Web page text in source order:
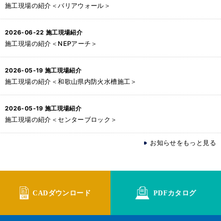
施工現場の紹介＜バリアウォール＞
2026-06-22 施工現場紹介
施工現場の紹介＜NEPアーチ＞
2026-05-19 施工現場紹介
施工現場の紹介＜和歌山県内防火水槽施工＞
2026-05-19 施工現場紹介
施工現場の紹介＜センターブロック＞
お知らせをもっと見る
CADダウンロード PDFカタログ